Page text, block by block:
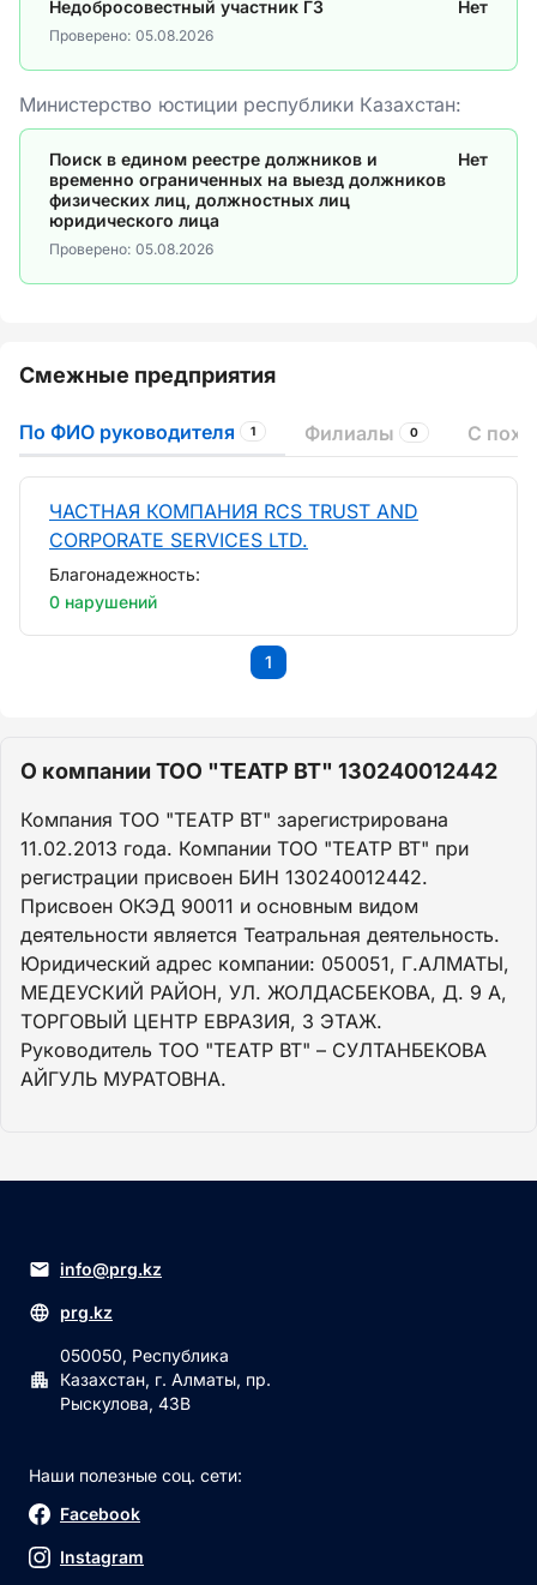
Недобросовестный участник ГЗ Нет
Проверено: 05.08.2026
Министерство юстиции республики Казахстан:
Поиск в едином реестре должников и
временно ограниченных на выезд должников
физических лиц, должностных лиц
юридического лица
Нет
Проверено: 05.08.2026
Смежные предприятия
По ФИО руководителя 1 Филиалы 0 С
ЧАСТНАЯ КОМПАНИЯ RCS TRUST AND
CORPORATE SERVICES LTD.
Благонадежность:
0 нарушений
1
О компании ТОО "ТЕАТР ВТ" 130240012442
Компания ТОО "ТЕАТР ВТ" зарегистрирована
11.02.2013 года. Компании ТОО "ТЕАТР ВТ" при
регистрации присвоен БИН 130240012442.
Присвоен ОКЭД 90011 и основным видом
деятельности является Театральная деятельность.
Юридический адрес компании: 050051, Г.АЛМАТЫ,
МЕДЕУСКИЙ РАЙОН, УЛ. ЖОЛДАСБЕКОВА, Д. 9 А,
ТОРГОВЫЙ ЦЕНТР ЕВРАЗИЯ, 3 ЭТАЖ.
Руководитель ТОО "ТЕАТР ВТ" – СУЛТАНБЕКОВА
АЙГУЛЬ МУРАТОВНА.
info@prg.kz
prg.kz
050050, Республика
Казахстан, г. Алматы, пр.
Рыскулова, 43В
Наши полезные соц. сети:
Facebook
Instagram